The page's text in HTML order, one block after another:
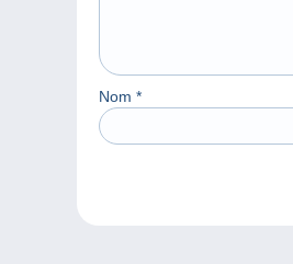
Nom *